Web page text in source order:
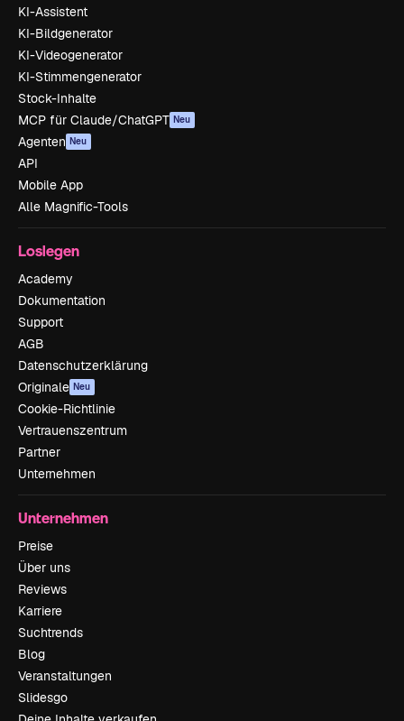
KI-Assistent
KI-Bildgenerator
KI-Videogenerator
KI-Stimmengenerator
Stock-Inhalte
MCP für Claude/ChatGPT Neu
Agenten Neu
API
Mobile App
Alle Magnific-Tools
Loslegen
Academy
Dokumentation
Support
AGB
Datenschutzerklärung
Originale Neu
Cookie-Richtlinie
Vertrauenszentrum
Partner
Unternehmen
Unternehmen
Preise
Über uns
Reviews
Karriere
Suchtrends
Blog
Veranstaltungen
Slidesgo